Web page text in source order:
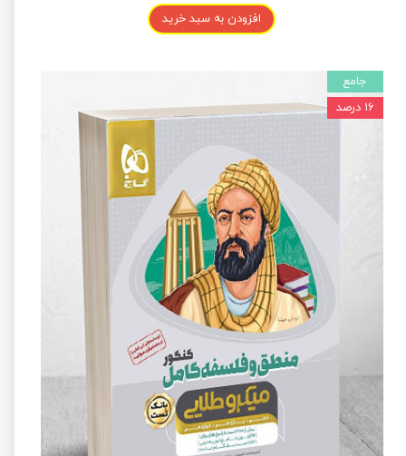
افزودن به سبد خرید
جامع
۱۶ درصد